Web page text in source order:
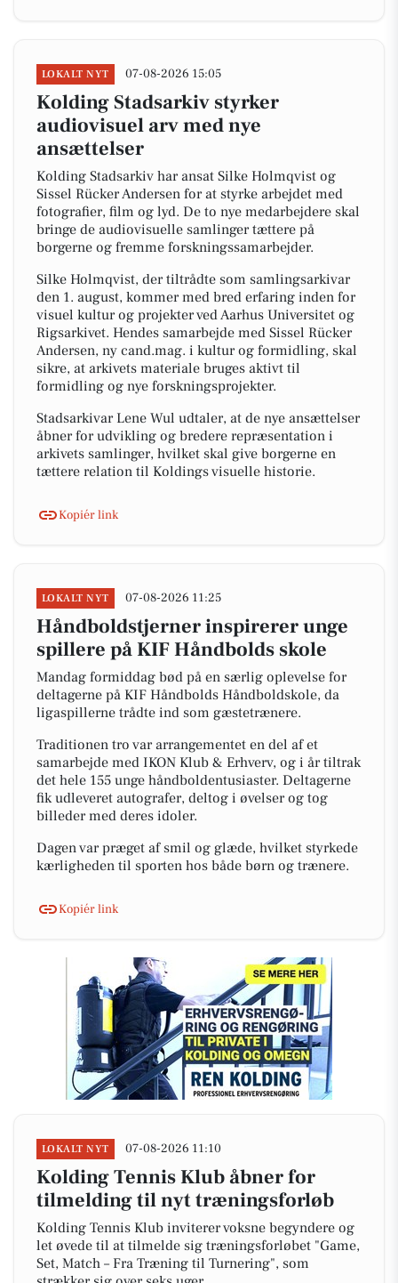
LOKALT NYT 07-08-2026 15:05
Kolding Stadsarkiv styrker
audiovisuel arv med nye
ansættelser
Kolding Stadsarkiv har ansat Silke Holmqvist og
Sissel Rücker Andersen for at styrke arbejdet med
fotografier, film og lyd. De to nye medarbejdere skal
bringe de audiovisuelle samlinger tættere på
borgerne og fremme forskningssamarbejder.
Silke Holmqvist, der tiltrådte som samlingsarkivar
den 1. august, kommer med bred erfaring inden for
visuel kultur og projekter ved Aarhus Universitet og
Rigsarkivet. Hendes samarbejde med Sissel Rücker
Andersen, ny cand.mag. i kultur og formidling, skal
sikre, at arkivets materiale bruges aktivt til
formidling og nye forskningsprojekter.
Stadsarkivar Lene Wul udtaler, at de nye ansættelser
åbner for udvikling og bredere repræsentation i
arkivets samlinger, hvilket skal give borgerne en
tættere relation til Koldings visuelle historie.
Kopiér link
LOKALT NYT 07-08-2026 11:25
Håndboldstjerner inspirerer unge
spillere på KIF Håndbolds skole
Mandag formiddag bød på en særlig oplevelse for
deltagerne på KIF Håndbolds Håndboldskole, da
ligaspillerne trådte ind som gæstetrænere.
Traditionen tro var arrangementet en del af et
samarbejde med IKON Klub & Erhverv, og i år tiltrak
det hele 155 unge håndboldentusiaster. Deltagerne
fik udleveret autografer, deltog i øvelser og tog
billeder med deres idoler.
Dagen var præget af smil og glæde, hvilket styrkede
kærligheden til sporten hos både børn og trænere.
Kopiér link
LOKALT NYT 07-08-2026 11:10
Kolding Tennis Klub åbner for
tilmelding til nyt træningsforløb
Kolding Tennis Klub inviterer voksne begyndere og
let øvede til at tilmelde sig træningsforløbet "Game,
Set, Match – Fra Træning til Turnering", som